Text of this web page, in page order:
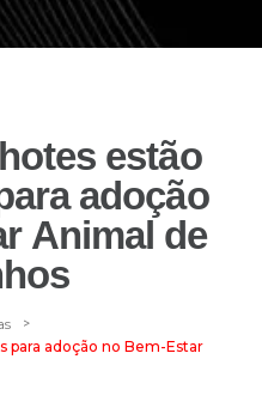
estão
adoção
Animal de
>
para adoção no Bem-Estar